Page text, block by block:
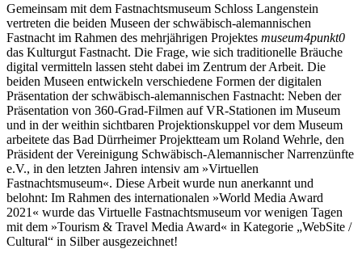
Gemeinsam mit dem Fastnachtsmuseum Schloss Langenstein
vertreten die beiden Museen der schwäbisch-alemannischen
Fastnacht im Rahmen des mehrjährigen Projektes museum4punkt0
das Kulturgut Fastnacht. Die Frage, wie sich traditionelle Bräuche
digital vermitteln lassen steht dabei im Zentrum der Arbeit. Die
beiden Museen entwickeln verschiedene Formen der digitalen
Präsentation der schwäbisch-alemannischen Fastnacht: Neben der
Präsentation von 360-Grad-Filmen auf VR-Stationen im Museum
und in der weithin sichtbaren Projektionskuppel vor dem Museum
arbeitete das Bad Dürrheimer Projektteam um Roland Wehrle, den
Präsident der Vereinigung Schwäbisch-Alemannischer Narrenzünfte
e.V., in den letzten Jahren intensiv am »Virtuellen
Fastnachtsmuseum«. Diese Arbeit wurde nun anerkannt und
belohnt: Im Rahmen des internationalen »World Media Award
2021« wurde das Virtuelle Fastnachtsmuseum vor wenigen Tagen
mit dem »Tourism & Travel Media Award« in Kategorie „WebSite /
Cultural“ in Silber ausgezeichnet!